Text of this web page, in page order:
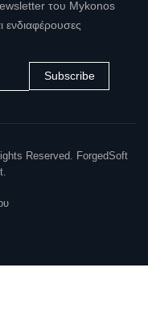
του Mykonos
ενδιαφέρουσες
Subscribe
Reserved. ForgedSoft